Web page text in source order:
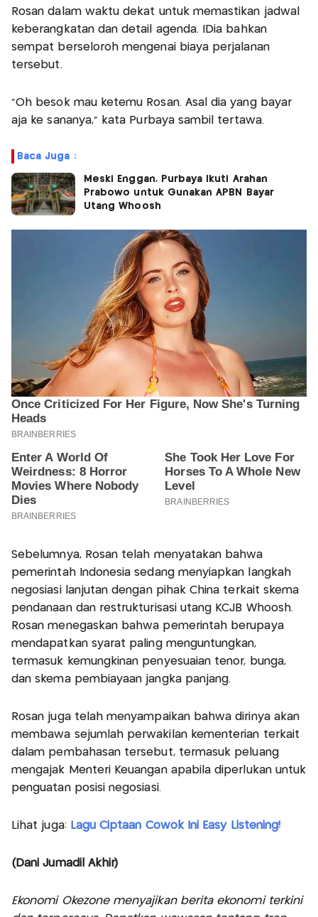
Rosan dalam waktu dekat untuk memastikan jadwal
keberangkatan dan detail agenda. IDia bahkan
sempat berseloroh mengenai biaya perjalanan
tersebut.
“Oh besok mau ketemu Rosan. Asal dia yang bayar
aja ke sananya,” kata Purbaya sambil tertawa.
Baca Juga :
Meski Enggan, Purbaya Ikuti Arahan
Prabowo untuk Gunakan APBN Bayar
Utang Whoosh
Sebelumnya, Rosan telah menyatakan bahwa
pemerintah Indonesia sedang menyiapkan langkah
negosiasi lanjutan dengan pihak China terkait skema
pendanaan dan restrukturisasi utang KCJB Whoosh.
Rosan menegaskan bahwa pemerintah berupaya
mendapatkan syarat paling menguntungkan,
termasuk kemungkinan penyesuaian tenor, bunga,
dan skema pembiayaan jangka panjang.
Rosan juga telah menyampaikan bahwa dirinya akan
membawa sejumlah perwakilan kementerian terkait
dalam pembahasan tersebut, termasuk peluang
mengajak Menteri Keuangan apabila diperlukan untuk
penguatan posisi negosiasi.
Lihat juga: Lagu Ciptaan Cowok Ini Easy Listening!
(Dani Jumadil Akhir)
Ekonomi Okezone menyajikan berita ekonomi terkini